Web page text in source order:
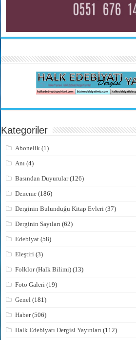
Kategoriler
Abonelik (1)
Anı (4)
Basından Duyurular(126)
Deneme (186)
Derginin Bulunduğu Kitap Evleri (37)
Derginin Sayıları (62)
Edebiyat (58)
Eleştiri (3)
Folklor (Halk Bilimi) (13)
Foto Galeri (19)
Genel (181)
Haber(506)
Halk Edebiyatı Dergisi Yayınları (112)